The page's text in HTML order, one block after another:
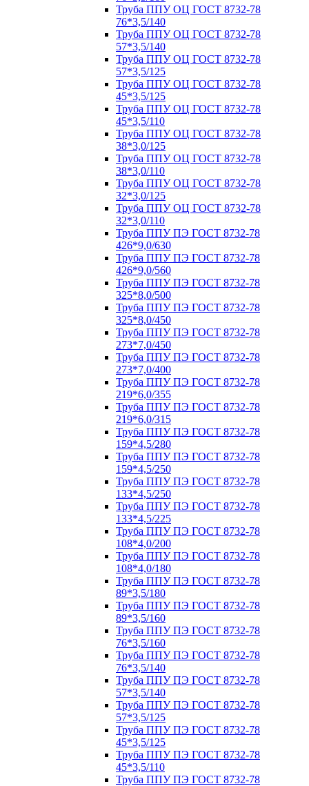
Труба ППУ ОЦ ГОСТ 8732-78
76*3,5/140
Труба ППУ ОЦ ГОСТ 8732-78
57*3,5/140
Труба ППУ ОЦ ГОСТ 8732-78
57*3,5/125
Труба ППУ ОЦ ГОСТ 8732-78
45*3,5/125
Труба ППУ ОЦ ГОСТ 8732-78
45*3,5/110
Труба ППУ ОЦ ГОСТ 8732-78
38*3,0/125
Труба ППУ ОЦ ГОСТ 8732-78
38*3,0/110
Труба ППУ ОЦ ГОСТ 8732-78
32*3,0/125
Труба ППУ ОЦ ГОСТ 8732-78
32*3,0/110
Труба ППУ ПЭ ГОСТ 8732-78
426*9,0/630
Труба ППУ ПЭ ГОСТ 8732-78
426*9,0/560
Труба ППУ ПЭ ГОСТ 8732-78
325*8,0/500
Труба ППУ ПЭ ГОСТ 8732-78
325*8,0/450
Труба ППУ ПЭ ГОСТ 8732-78
273*7,0/450
Труба ППУ ПЭ ГОСТ 8732-78
273*7,0/400
Труба ППУ ПЭ ГОСТ 8732-78
219*6,0/355
Труба ППУ ПЭ ГОСТ 8732-78
219*6,0/315
Труба ППУ ПЭ ГОСТ 8732-78
159*4,5/280
Труба ППУ ПЭ ГОСТ 8732-78
159*4,5/250
Труба ППУ ПЭ ГОСТ 8732-78
133*4,5/250
Труба ППУ ПЭ ГОСТ 8732-78
133*4,5/225
Труба ППУ ПЭ ГОСТ 8732-78
108*4,0/200
Труба ППУ ПЭ ГОСТ 8732-78
108*4,0/180
Труба ППУ ПЭ ГОСТ 8732-78
89*3,5/180
Труба ППУ ПЭ ГОСТ 8732-78
89*3,5/160
Труба ППУ ПЭ ГОСТ 8732-78
76*3,5/160
Труба ППУ ПЭ ГОСТ 8732-78
76*3,5/140
Труба ППУ ПЭ ГОСТ 8732-78
57*3,5/140
Труба ППУ ПЭ ГОСТ 8732-78
57*3,5/125
Труба ППУ ПЭ ГОСТ 8732-78
45*3,5/125
Труба ППУ ПЭ ГОСТ 8732-78
45*3,5/110
Труба ППУ ПЭ ГОСТ 8732-78